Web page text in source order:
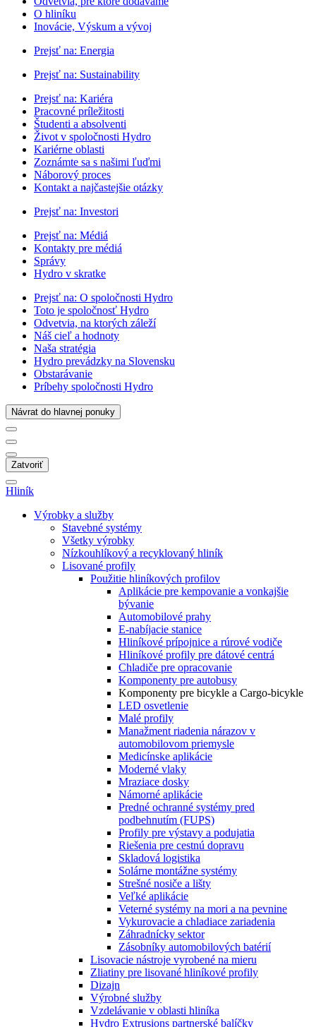
O hliníku
Inovácie, Výskum a vývoj
Prejsť na: Energia
Prejsť na: Sustainability
Prejsť na: Kariéra
Pracovné príležitosti
Študenti a absolventi
Život v spoločnosti Hydro
Kariérne oblasti
Zoznámte sa s našimi ľuďmi
Náborový proces
Kontakt a najčastejšie otázky
Prejsť na: Investori
Prejsť na: Médiá
Kontakty pre médiá
Správy
Hydro v skratke
Prejsť na: O spoločnosti Hydro
Toto je spoločnosť Hydro
Odvetvia, na ktorých záleží
Náš cieľ a hodnoty
Naša stratégia
Hydro prevádzky na Slovensku
Obstarávanie
Príbehy spoločnosti Hydro
Návrat do hlavnej ponuky
Zatvoriť
Hliník
Výrobky a služby
Stavebné systémy
Všetky výrobky
Nízkouhlíkový a recyklovaný hliník
Lisované profily
Použitie hliníkových profilov
Aplikácie pre kempovanie a vonkajšie
bývanie
Automobilové prahy
E-nabíjacie stanice
Hliníkové prípojnice a rúrové vodiče
Hliníkové profily pre dátové centrá
Chladiče pre opracovanie
Komponenty pre autobusy
Komponenty pre bicykle a Cargo-bicykle
LED osvetlenie
Malé profily
Manažment riadenia nárazov v
automobilovom priemysle
Medicínske aplikácie
Moderné vlaky
Mraziace dosky
Námorné aplikácie
Predné ochranné systémy pred
podbehnutím (FUPS)
Profily pre výstavy a podujatia
Riešenia pre cestnú dopravu
Skladová logistika
Solárne montážne systémy
Strešné nosiče a lišty
Veľké aplikácie
Veterné systémy na mori a na pevnine
Vykurovacie a chladiace zariadenia
Záhradnícky sektor
Zásobníky automobilových batérií
Lisovacie nástroje vyrobené na mieru
Zliatiny pre lisované hliníkové profily
Dizajn
Výrobné služby
Vzdelávanie v oblasti hliníka
Hydro Extrusions partnerské balíčky